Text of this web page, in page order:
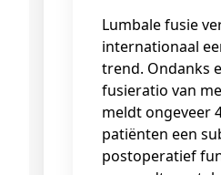
Lumbale fusie
internationaal
trend. Ondanks
fusieratio van
meldt ongeveer
patiënten een
postoperatief